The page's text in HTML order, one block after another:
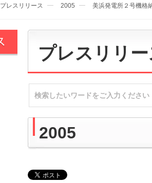
プレスリリース 2005 美浜発電所２号機格
プレスリリ
2005